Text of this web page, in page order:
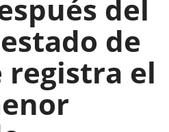
del
de
registra el